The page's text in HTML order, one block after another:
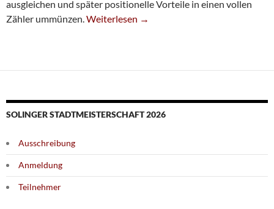
ausgleichen und später positionelle Vorteile in einen vollen
Zähler ummünzen.Vierte Mit Auftaktsieg
Weiterlesen →
SOLINGER STADTMEISTERSCHAFT 2026
Ausschreibung
Anmeldung
Teilnehmer